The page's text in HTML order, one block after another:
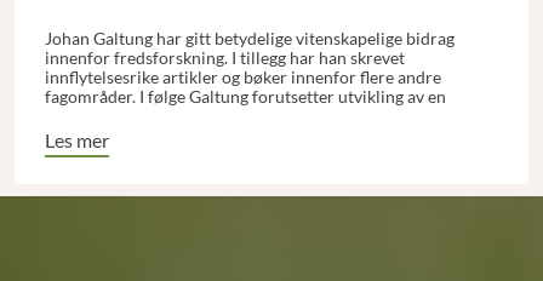
Johan Galtung har gitt betydelige vitenskapelige bidrag
innenfor fredsforskning. I tillegg har han skrevet
innflytelsesrike artikler og bøker innenfor flere andre
fagområder. I følge Galtung forutsetter utvikling av en
andre ord ikke tilstrekkelig å dempe de negative
symptomene innenfor rammene av dagens økonomiske
Les mer